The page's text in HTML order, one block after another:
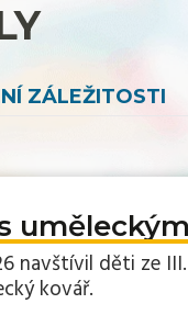
ZÁLEŽITOSTI
navštívil děti ze
kovář.